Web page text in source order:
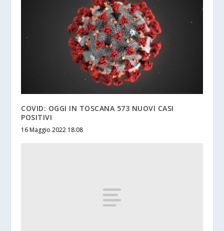
COVID: OGGI IN TOSCANA 573 NUOVI CASI
POSITIVI
16 Maggio 2022 18:08